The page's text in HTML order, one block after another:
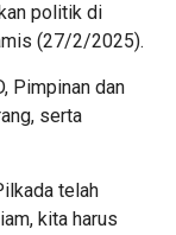
politik di
(27/2/2025).
Pimpinan dan
serta
telah
kita harus